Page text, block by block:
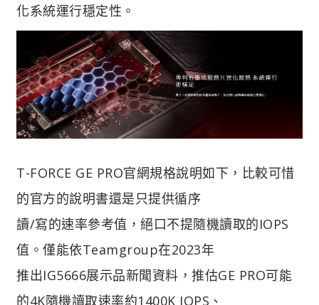
化系統運行穩定性。
T-FORCE GE PRO官網規格說明如下，比較可惜
的官方的說明書還是只提供循序
讀/寫的速率參考值，絕口不提隨機讀取的IOPS
值。僅能依Teamgroup在2023年
推出IG5666展示品新聞資料，推估GE PRO可能
的4K隨機讀取速率約1400K IOPS、